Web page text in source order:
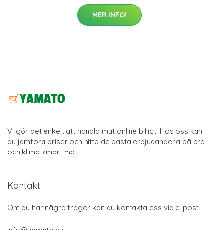
MER INFO!
Vi gör det enkelt att handla mat online billigt. Hos oss kan
du jämföra priser och hitta de bästa erbjudandena på bra
och klimatsmart mat.
Kontakt
Om du har några frågor kan du kontakta oss via e-post: